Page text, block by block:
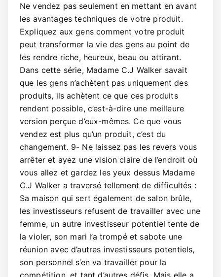
Ne vendez pas seulement en mettant en avant
les avantages techniques de votre produit.
Expliquez aux gens comment votre produit
peut transformer la vie des gens au point de
les rendre riche, heureux, beau ou attirant.
Dans cette série, Madame C.J Walker savait
que les gens n’achètent pas uniquement des
produits, ils achètent ce que ces produits
rendent possible, c’est-à-dire une meilleure
version perçue d’eux-mêmes. Ce que vous
vendez est plus qu’un produit, c’est du
changement. 9- Ne laissez pas les revers vous
arrêter et ayez une vision claire de l’endroit où
vous allez et gardez les yeux dessus Madame
C.J Walker a traversé tellement de difficultés :
Sa maison qui sert également de salon brûle,
les investisseurs refusent de travailler avec une
femme, un autre investisseur potentiel tente de
la violer, son mari l’a trompé et sabote une
réunion avec d’autres investisseurs potentiels,
son personnel s’en va travailler pour la
compétition, et tant d’autres défis. Mais elle a